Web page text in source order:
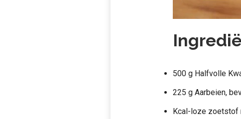
500 g Halfvolle
225 g Aarbeien,
Kcal-loze zoetstof